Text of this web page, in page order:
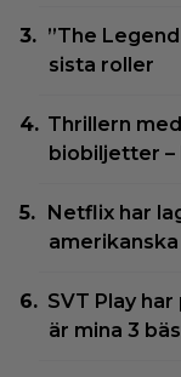
”The
sista roller
Thrillern
biobiljetter
Netflix har
SVT Play
är mina 3